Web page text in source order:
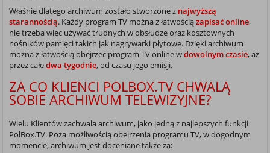
Właśnie dlatego archiwum zostało stworzone z najwyższą
starannością. Każdy program TV można z łatwościązapisać online,
nie trzeba więc używać trudnych w obsłudze oraz kosztownych
nośników pamięci takich jak nagrywarki płytowe. Dzięki archiwum
można z łatwością obejrzeć program TV online wdowolnym czasie, aż
przez całedwa tygodnie, od czasu jego emisji.
ZA CO KLIENCI POLBOX.TV CHWALĄ
SOBIE ARCHIWUM TELEWIZYJNE?
Wielu Klientów zachwala archiwum, jako jedną z najlepszych funkcji
PolBox.TV. Poza możliwością obejrzenia programu TV, w dogodnym
momencie, archiwum jest doceniane także za: